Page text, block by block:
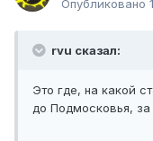
Опубликовано
rvu сказал:
Это где, на какой
до Подмосковья, за